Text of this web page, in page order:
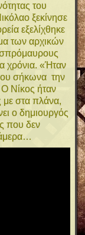
του
ξεκίνησε
εξελίχθηκε
των αρχικών
χρόνια. «Ήταν
σήκωνα την
Ο Νίκος ήταν
με στα πλάνα,
ο δημιουργός
που δεν